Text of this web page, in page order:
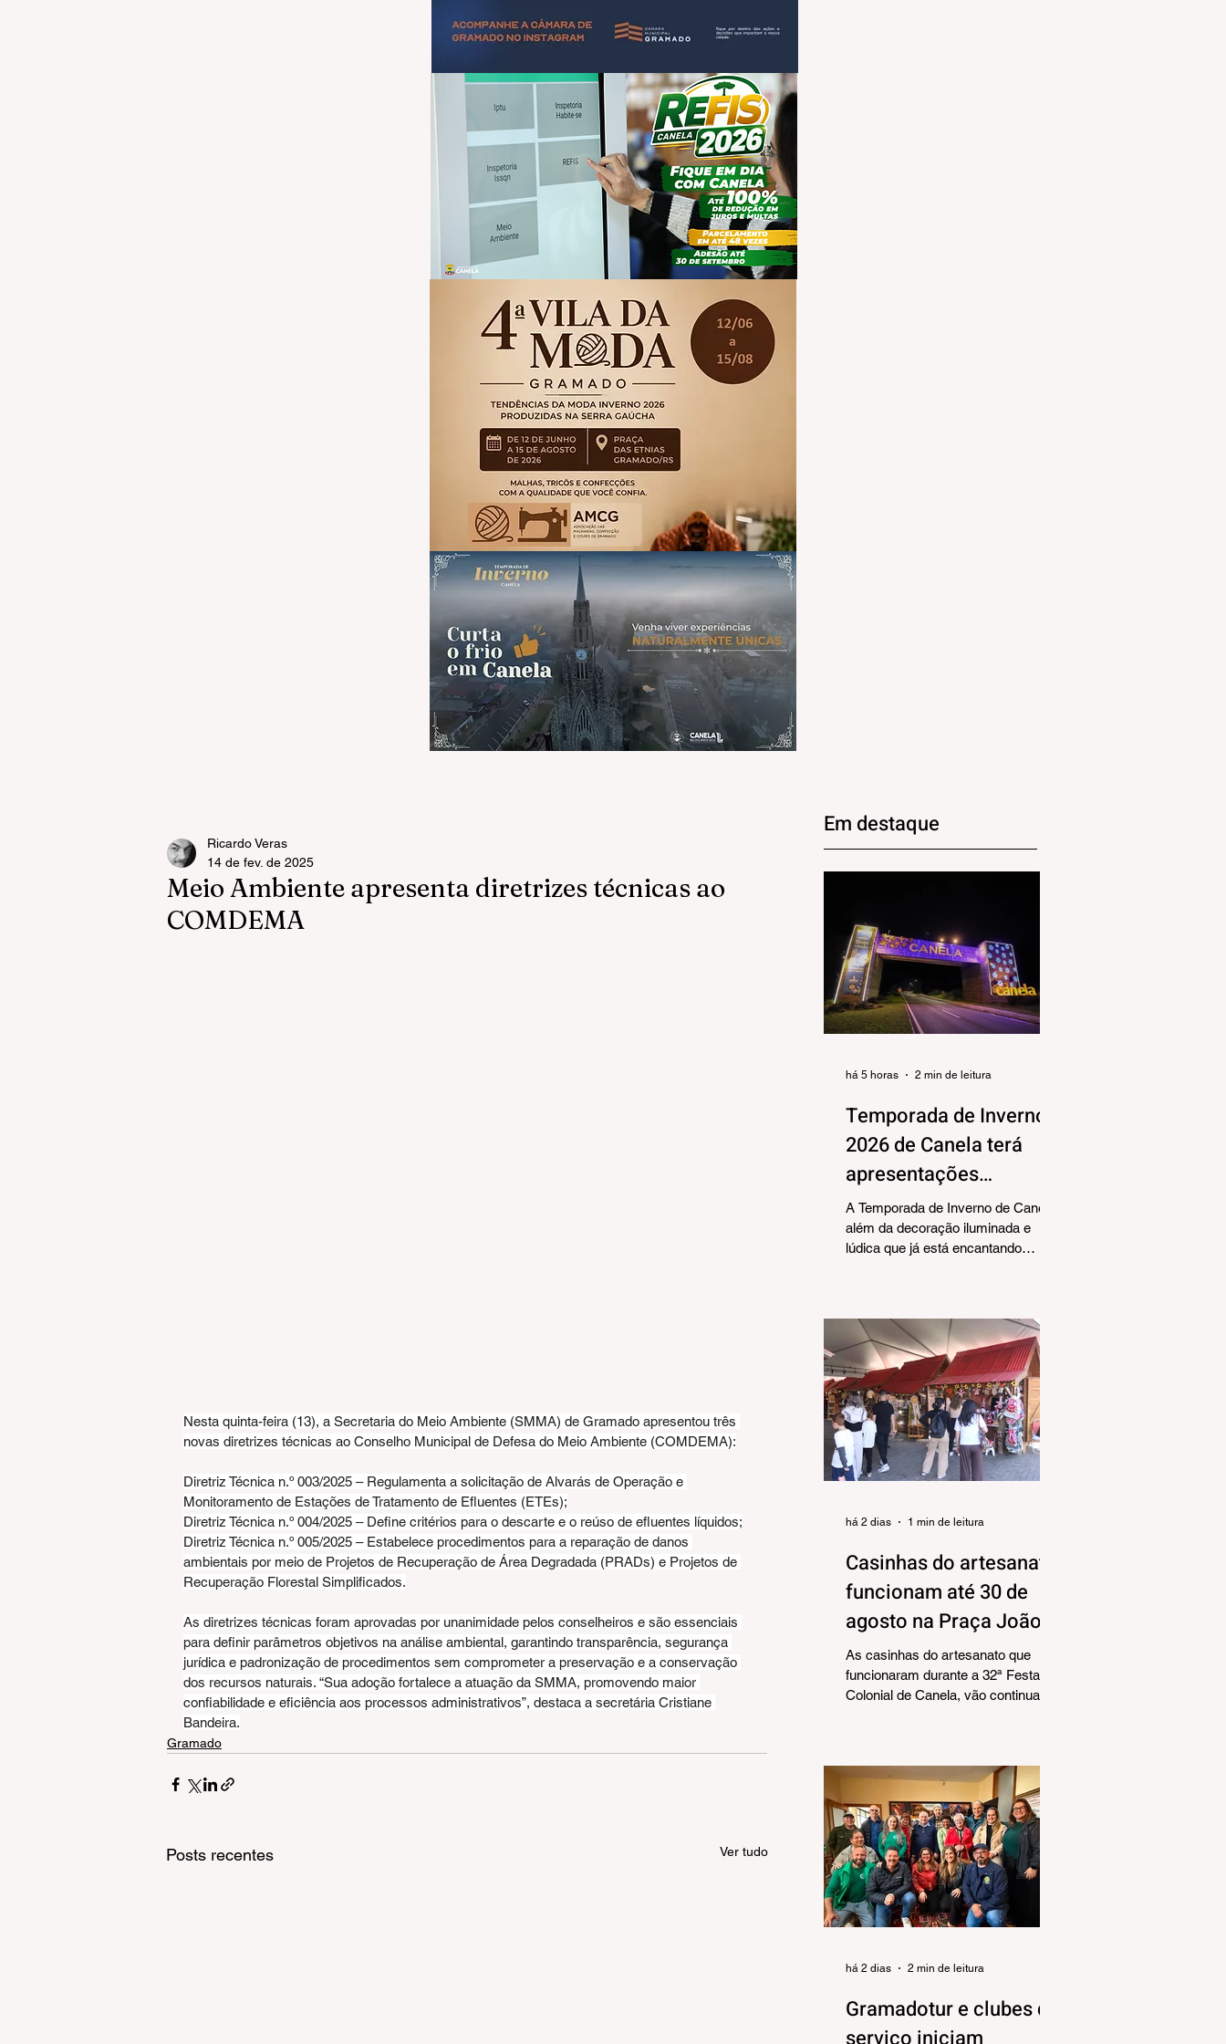
Meio Ambiente apresenta diretrizes técnicas ao
COMDEMA
Ricardo Veras
14 de fev. de 2025
Nesta quinta-feira (13), a Secretaria do Meio Ambiente (SMMA) de Gramado apresentou três
novas diretrizes técnicas ao Conselho Municipal de Defesa do Meio Ambiente (COMDEMA):
Diretriz Técnica n.º 003/2025 – Regulamenta a solicitação de Alvarás de Operação e
Monitoramento de Estações de Tratamento de Efluentes (ETEs);
Diretriz Técnica n.º 004/2025 – Define critérios para o descarte e o reúso de efluentes líquidos;
Diretriz Técnica n.º 005/2025 – Estabelece procedimentos para a reparação de danos
ambientais por meio de Projetos de Recuperação de Área Degradada (PRADs) e Projetos de
Recuperação Florestal Simplificados.
As diretrizes técnicas foram aprovadas por unanimidade pelos conselheiros e são essenciais
para definir parâmetros objetivos na análise ambiental, garantindo transparência, segurança
jurídica e padronização de procedimentos sem comprometer a preservação e a conservação
dos recursos naturais. “Sua adoção fortalece a atuação da SMMA, promovendo maior
confiabilidade e eficiência aos processos administrativos”, destaca a secretária Cristiane
Bandeira.
Gramado
Posts recentes Ver tudo
Em destaque
Temporada de Inverno
2026 de Canela terá
apresentações
musicais na Praça João
Corrêa
A Temporada de Inverno de Canela,
além da decoração iluminada e
lúdica que já está encantando
de Turismo e Cultura para agradar
aos mais variados públicos e trazer
uma atmosfera mais intimista para
a Praça João Corrêa, onde as
apresentações vão acontecer, tendo
o Centro de Atenção ao Turista e a
Feira de Artesanato como pano de
fundo. Os shows estão
há 5 horas 2 min de leitura
Casinhas do artesanato
funcionam até 30 de
agosto na Praça João
Corrêa
As casinhas do artesanato que
funcionaram durante a 32ª Festa
Colonial de Canela, vão continuar
Secretaria Municipal de Turismo e
Cultura, a pedido dos próprios
artesãos, a estrutura seguirá
montada para aproveitar a
movimentação da cidade durante a
Temporada de Inverno, que também
contará com programação musical
no local. O funcionamento da
há 2 dias 1 min de leitura
Gramadotur e clubes de
há 2 dias 2 min de leitura